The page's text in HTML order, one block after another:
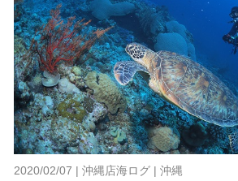
2020/02/07 | 沖縄店海ログ| 沖縄